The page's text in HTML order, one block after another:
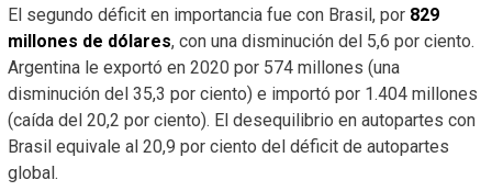
El segundo déficit en importancia fue con Brasil, por 829
millones de dólares, con una disminución del 5,6 por ciento.
Argentina le exportó en 2020 por 574 millones (una
disminución del 35,3 por ciento) e importó por 1.404 millones
(caída del 20,2 por ciento). El desequilibrio en autopartes con
Brasil equivale al 20,9 por ciento del déficit de autopartes
global.